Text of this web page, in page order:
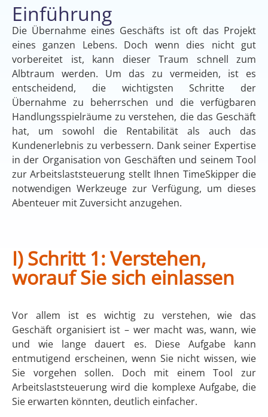
Einführung
Die Übernahme eines Geschäfts ist oft das Projekt
eines ganzen Lebens. Doch wenn dies nicht gut
vorbereitet ist, kann dieser Traum schnell zum
Albtraum werden. Um das zu vermeiden, ist es
entscheidend, die wichtigsten Schritte der
Übernahme zu beherrschen und die verfügbaren
Handlungsspielräume zu verstehen, die das Geschäft
hat, um sowohl die Rentabilität als auch das
Kundenerlebnis zu verbessern. Dank seiner Expertise
in der Organisation von Geschäften und seinem Tool
zur Arbeitslaststeuerung stellt Ihnen TimeSkipper die
notwendigen Werkzeuge zur Verfügung, um dieses
Abenteuer mit Zuversicht anzugehen.
I) Schritt 1: Verstehen,
worauf Sie sich einlassen
Vor allem ist es wichtig zu verstehen, wie das
Geschäft organisiert ist – wer macht was, wann, wie
und wie lange dauert es. Diese Aufgabe kann
entmutigend erscheinen, wenn Sie nicht wissen, wie
Sie vorgehen sollen. Doch mit einem Tool zur
Arbeitslaststeuerung wird die komplexe Aufgabe, die
Sie erwarten könnten, deutlich einfacher.